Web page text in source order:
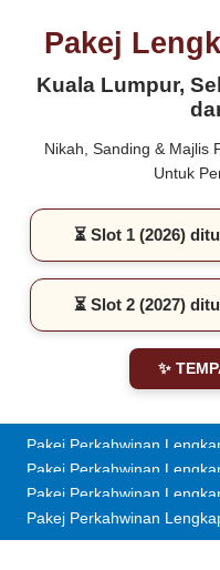
Pakej
Kuala Lumpur,
Nikah, Sanding & Majlis
Untuk
⏳ Slot 1 (2026)
⏳ Slot 2 (2027)
✨
Pakej Perkahwinan
Pakej Perkahwinan
Pakej Perkahwinan
Pakej Perkahwinan